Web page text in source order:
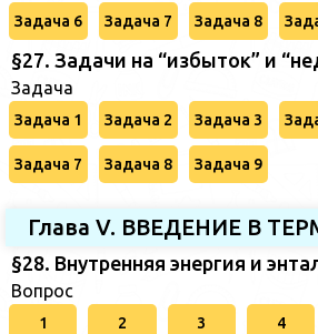
Задача 6 Задача 7 Задача 8
§27. Задачи на “избыток” и
Задача
Задача 1 Задача 2 Задача 3
Задача 7 Задача 8 Задача 9
Глава V. ВВЕДЕНИЕ В
§28. Внутренняя энергия и
Вопрос
1 2 3 4